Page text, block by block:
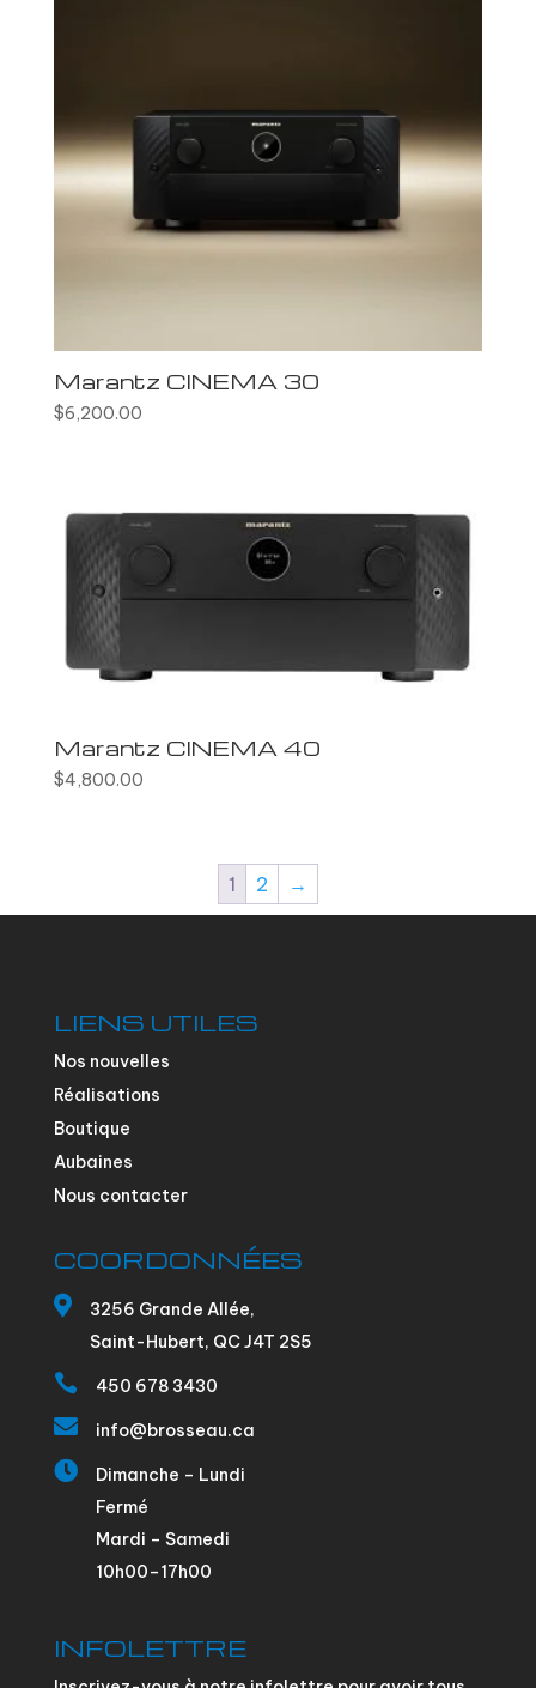
Marantz CINEMA 30
$6,200.00
Marantz CINEMA 40
$4,800.00
1 2 →
LIENS UTILES
Nos nouvelles
Réalisations
Boutique
Aubaines
Nous contacter
COORDONNÉES

3256 Grande Allée,
Saint-Hubert, QC J4T 2S5
 450 678 3430
 info@brosseau.ca

Dimanche – Lundi
Fermé
Mardi – Samedi
10h00–17h00
INFOLETTRE